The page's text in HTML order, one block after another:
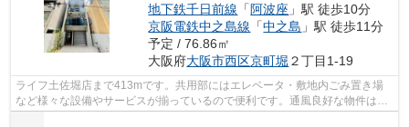
地下鉄千日前線 「 阿波座 」駅 徒歩10分
京阪電鉄中之島線 「中之島 」駅 徒歩11分
予定 / 76.86㎡
大阪府大阪市西区京町堀 ２丁目1-19
ライフ土佐堀店まで413mです。共用部にはエレベータ・敷地内ごみ置き場
など様々な設備やサービスが揃っているので便利です。通風良好な物件はい
つでも気持ちの良い空間です。こちらは...